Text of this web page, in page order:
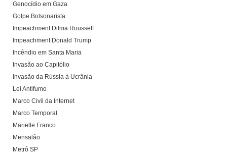
Genocídio em Gaza
Golpe Bolsonarista
Impeachment Dilma Rousseff
Impeachment Donald Trump
Incêndio em Santa Maria
Invasão ao Capitólio
Invasão da Rússia à Ucrânia
Lei Antifumo
Marco Civil da Internet
Marco Temporal
Marielle Franco
Mensalão
Metrô SP